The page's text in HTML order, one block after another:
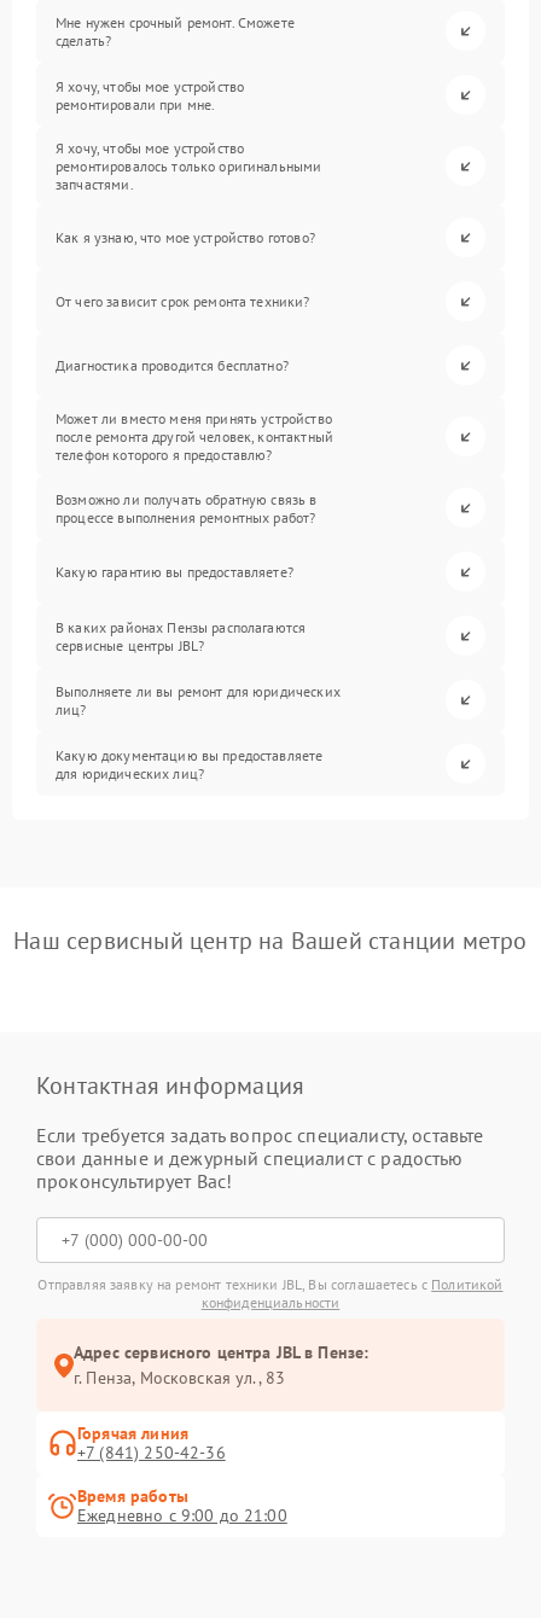
Мне нужен срочный ремонт. Сможете
сделать?
Я хочу, чтобы мое устройство
ремонтировали при мне.
Я хочу, чтобы мое устройство
ремонтировалось только оригинальными
запчастями.
Как я узнаю, что мое устройство готово?
От чего зависит срок ремонта техники?
Диагностика проводится бесплатно?
Может ли вместо меня принять устройство
после ремонта другой человек, контактный
телефон которого я предоставлю?
Возможно ли получать обратную связь в
процессе выполнения ремонтных работ?
Какую гарантию вы предоставляете?
В каких районах Пензы располагаются
сервисные центры JBL?
Выполняете ли вы ремонт для юридических
лиц?
Какую документацию вы предоставляете
для юридических лиц?
Наш сервисный центр на Вашей станции метро
Контактная информация
Если требуется задать вопрос специалисту, оставьте
свои данные и дежурный специалист с радостью
проконсультирует Вас!
Отправляя заявку на ремонт техники JBL, Вы соглашаетесь с Политикой
конфиденциальности
Адрес сервисного центра JBL в Пензе:
г. Пенза, Московская ул., 83
Горячая линия
+7 (841) 250-42-36
Время работы
Ежедневно с 9:00 до 21:00